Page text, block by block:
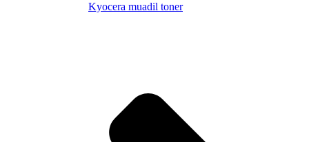
Kyocera muadil toner